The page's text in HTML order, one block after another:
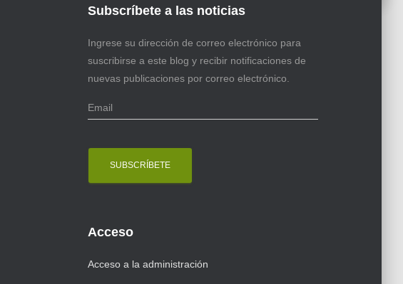
Subscríbete a las noticias
Ingrese su dirección de correo electrónico para
suscribirse a este blog y recibir notificaciones de
nuevas publicaciones por correo electrónico.
E
m
Acceso
Acceso a la administración